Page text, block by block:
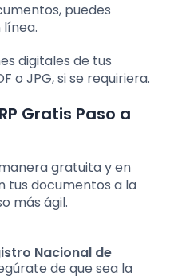
puedes
digitales de tus
o JPG, si se requiriera.
Gratis Paso a
gratuita y en
tus documentos a la
más ágil.
Nacional de
de que sea la